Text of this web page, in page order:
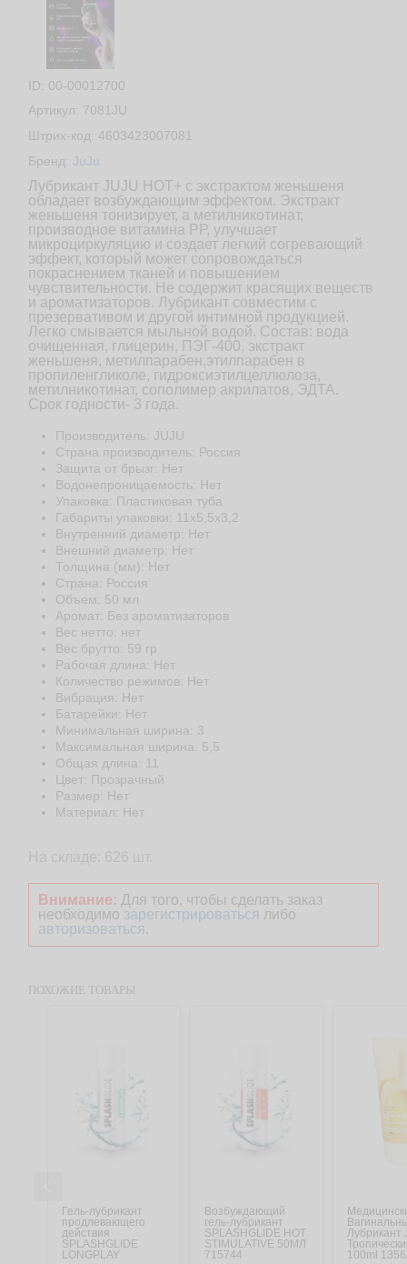
ID: 00-00012700
Артикул: 7081JU
Штрих-код: 4603423007081
Бренд: JuJu
Лубрикант JUJU HOT+ с экстрактом женьшеня
обладает возбуждающим эффектом. Экстракт
женьшеня тонизирует, а метилникотинат,
производное витамина РР, улучшает
микроциркуляцию и создает легкий согревающий
эффект, который может сопровождаться
покраснением тканей и повышением
чувствительности. Не содержит красящих веществ
и ароматизаторов. Лубрикант совместим с
презервативом и другой интимной продукцией.
Легко смывается мыльной водой. Состав: вода
очищенная, глицерин, ПЭГ-400, экстракт
женьшеня, метилпарабен,этилпарабен в
пропиленгликоле, гидроксиэтилцеллюлоза,
метилникотинат, сополимер акрилатов, ЭДТА.
Срок годности- 3 года.
Производитель: JUJU
Страна производитель: Россия
Защита от брызг: Нет
Водонепроницаемость: Нет
Упаковка: Пластиковая туба
Габариты упаковки: 11x5,5x3,2
Внутренний диаметр: Нет
Внешний диаметр: Нет
Толщина (мм): Нет
Страна: Россия
Объем: 50 мл
Аромат: Без ароматизаторов
Веc нетто: нет
Веc брутто: 59 гр
Рабочая длина: Нет
Количество режимов: Нет
Вибрация: Нет
Батарейки: Нет
Минимальная ширина: 3
Максимальная ширина: 5,5
Общая длина: 11
Цвет: Прозрачный
Размер: Нет
Материал: Нет
Внимание: Для того, чтобы сделать заказ
необходимо зарегистрироваться либо
авторизоваться .
ПОХОЖИЕ ТОВАРЫ
Гель-лубрикант
продлевающего
действия
SPLASHGLIDE
LONGPLAY
Возбуждающий
гель-лубрикант
SPLASHGLIDE HOT
STIMULATIVE 50МЛ
715744
Лубрикант
100ml